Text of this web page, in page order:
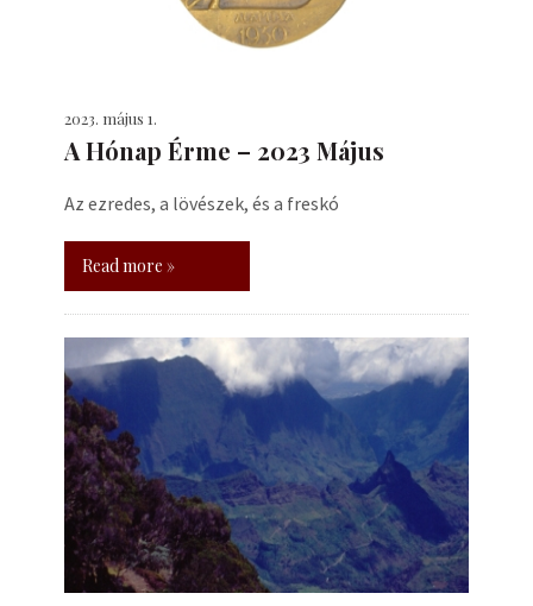
2023. május 1.
A Hónap Érme – 2023 Május
Az ezredes, a lövészek, és a freskó
Read more »